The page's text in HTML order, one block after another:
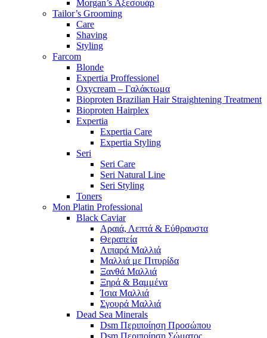
Morgan’s Αξεσουάρ
Tailor’s Grooming
Care
Shaving
Styling
Farcom
Blonde
Expertia Proffessionel
Oxycream – Γαλάκτωμα
Bioproten Brazilian Hair Straightening Treatment
Bioproten Hairplex
Expertia
Expertia Care
Expertia Styling
Seri
Seri Care
Seri Natural Line
Seri Styling
Toners
Mon Platin Professional
Black Caviar
Αραιά, Λεπτά & Εύθραυστα
Θεραπεία
Λιπαρά Μαλλιά
Μαλλιά με Πιτυρίδα
Ξανθά Μαλλιά
Ξηρά & Βαμμένα
Ίσια Μαλλιά
Σγουρά Μαλλιά
Dead Sea Minerals
Dsm Περιποίηση Προσώπου
Dsm Περιποίηση Σώματος